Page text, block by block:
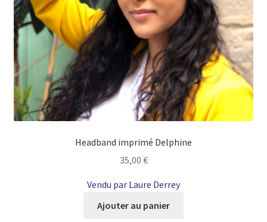
Headband imprimé Delphine
35,00 €
Vendu par Laure Derrey
Ajouter au panier